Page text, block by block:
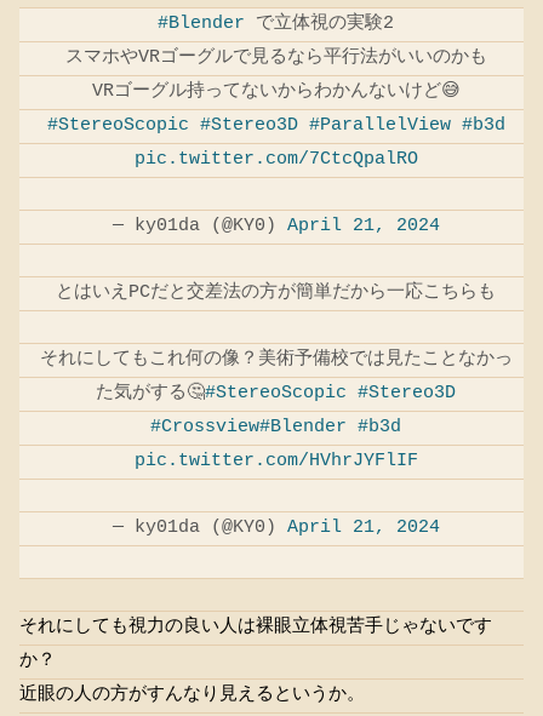
#Blender で立体視の実験2
スマホやVRゴーグルで見るなら平行法がいいのかも
VRゴーグル持ってないからわかんないけど😅
#StereoScopic #Stereo3D #ParallelView #b3d
pic.twitter.com/7CtcQpalRO
— ky01da (@KY0) April 21, 2024
とはいえPCだと交差法の方が簡単だから一応こちらも
それにしてもこれ何の像？美術予備校では見たことなかっ
た気がする🤔#StereoScopic #Stereo3D
#Crossview#Blender #b3d
pic.twitter.com/HVhrJYFlIF
— ky01da (@KY0) April 21, 2024
それにしても視力の良い人は裸眼立体視苦手じゃないです
か？
近眼の人の方がすんなり見えるというか。